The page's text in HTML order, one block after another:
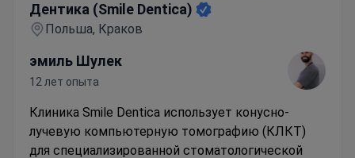
Дентика (Smile Dentica)
Польша, Краков
эмиль Шулек
12 лет опыта
Клиника Smile Dentica использует конусно-
лучевую компьютерную томографию (КЛКТ)
для специализированной стоматологической